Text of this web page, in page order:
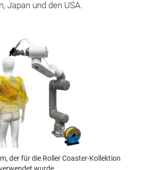
Japan und den USA.
der für die Roller Coaster-Kollektion